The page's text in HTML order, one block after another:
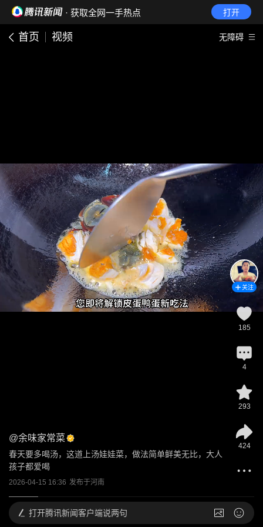
· 获取全网一手热点 打开
首页 视频 无障碍
@余味家常菜
春天要多喝汤，这道上汤娃娃菜，做法简单鲜美无比，大人
孩子都爱喝
2026-04-15 16:36 发布于河南
关注
185
4
293
424
打开腾讯新闻客户端说两句